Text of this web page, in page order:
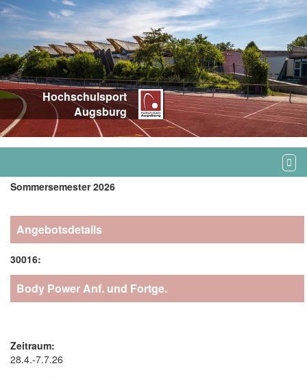
Hochschulsport
Augsburg
Sommersemester 2026
Angebotsdetails
30016:
Body Power Anf. und Fortge.
Zeitraum:
28.4.-7.7.26